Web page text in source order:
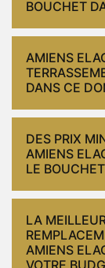
BOUCHET
AMIENS
DANS CE
DES PRIX
AMIENS
LE
LA
AMIENS
VOTRE